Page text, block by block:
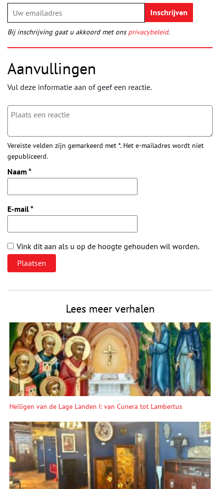
Bij inschrijving gaat u akkoord met ons privacybeleid.
Aanvullingen
Vul deze informatie aan of geef een reactie.
Vereiste velden zijn gemarkeerd met *. Het e-mailadres wordt niet
gepubliceerd.
Naam *
E-mail*
Vink dit aan als u op de hoogte gehouden wil worden.
Lees meer verhalen
Heiligen van de Lage Landen I: van Cunera tot Lambertus